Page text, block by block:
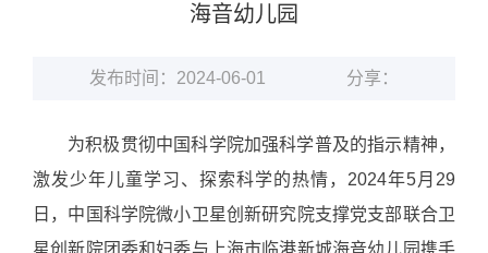
海音幼儿园
发布时间：2024-06-01 分享：
为积极贯彻中国科学院加强科学普及的指示精神，
激发少年儿童学习、探索科学的热情，2024年5月29
日，中国科学院微小卫星创新研究院支撑党支部联合卫
星创新院团委和妇委与上海市临港新城海音幼儿园携手